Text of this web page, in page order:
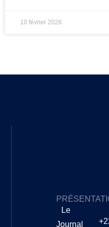
10 février 2026
Le
Journal